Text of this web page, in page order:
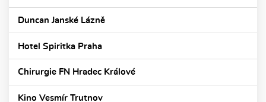
Duncan Janské Lázně
Hotel Spiritka Praha
Chirurgie FN Hradec Králové
Kino Vesmír Trutnov